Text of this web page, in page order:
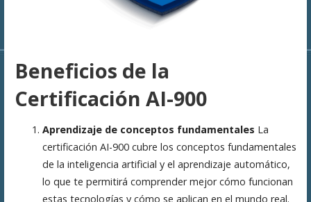
Beneficios de la
Certificación AI-900
Aprendizaje de conceptos fundamentales La
certificación AI-900 cubre los conceptos fundamentales
de la inteligencia artificial y el aprendizaje automático,
lo que te permitirá comprender mejor cómo funcionan
estas tecnologías y cómo se aplican en el mundo real.